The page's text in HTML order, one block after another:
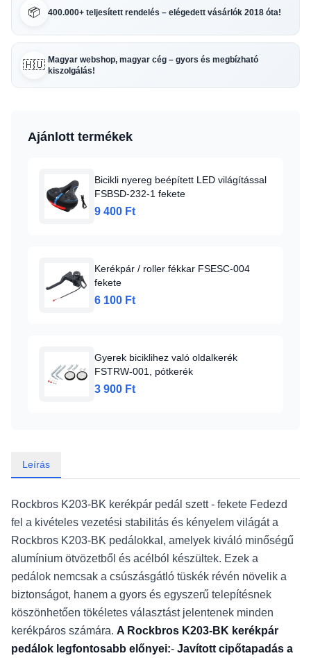
📦 400.000+ teljesített rendelés – elégedett vásárlók 2018 óta!
🇭🇺 Magyar webshop, magyar cég – gyors és megbízható
kiszolgálás!
Ajánlott termékek
Bicikli nyereg beépített LED világítással
FSBSD-232-1 fekete
9 400 Ft
Kerékpár / roller fékkar FSESC-004
fekete
6 100 Ft
Gyerek biciklihez való oldalkerék
FSTRW-001, pótkerék
3 900 Ft
Leírás
Rockbros K203-BK kerékpár pedál szett - fekete Fedezd
fel a kivételes vezetési stabilitás és kényelem világát a
Rockbros K203-BK pedálokkal, amelyek kiváló minőségű
alumínium ötvözetből és acélból készültek. Ezek a
pedálok nemcsak a csúszásgátló tüskék révén növelik a
biztonságot, hanem a gyors és egyszerű telepítésnek
köszönhetően tökéletes választást jelentenek minden
kerékpáros számára. A Rockbros K203-BK kerékpár
pedálok legfontosabb előnyei:- Javított cipőtapadás a